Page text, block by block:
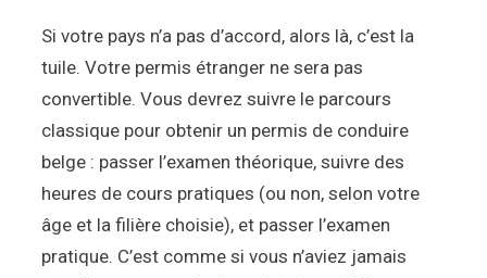
Si votre pays n’a pas d’accord, alors là, c’est la
tuile. Votre permis étranger ne sera pas
convertible. Vous devrez suivre le parcours
classique pour obtenir un permis de conduire
belge : passer l’examen théorique, suivre des
heures de cours pratiques (ou non, selon votre
âge et la filière choisie), et passer l’examen
pratique. C’est comme si vous n’aviez jamais